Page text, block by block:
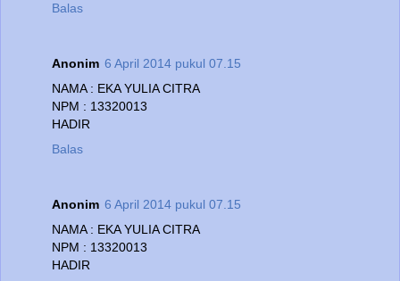
Balas
Anonim 6 April 2014 pukul 07.15
NAMA : EKA YULIA CITRA
NPM : 13320013
HADIR
Balas
Anonim 6 April 2014 pukul 07.15
NAMA : EKA YULIA CITRA
NPM : 13320013
HADIR